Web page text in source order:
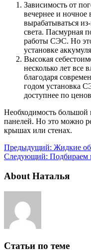
Зависимость от
вечернее и ночное
вырабатываться
света. Пасмурная
работы СЭС. Но
установке
Высокая
несколько лет все
благодаря
годом установка
доступнее по
Необходимость
панелей. Но это можно
крышах или стенах.
Предыдущий: Жидкие
Следующий: Подбираем
About Наталья
Статьи по теме